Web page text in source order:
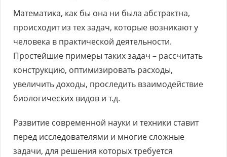
Математика, как бы она ни была абстрактна,
происходит из тех задач, которые возникают у
человека в практической деятельности.
Простейшие примеры таких задач – рассчитать
конструкцию, оптимизировать расходы,
увеличить доходы, проследить взаимодействие
биологических видов и т.д.
Развитие современной науки и техники ставит
перед исследователями и многие сложные
задачи, для решения которых требуется